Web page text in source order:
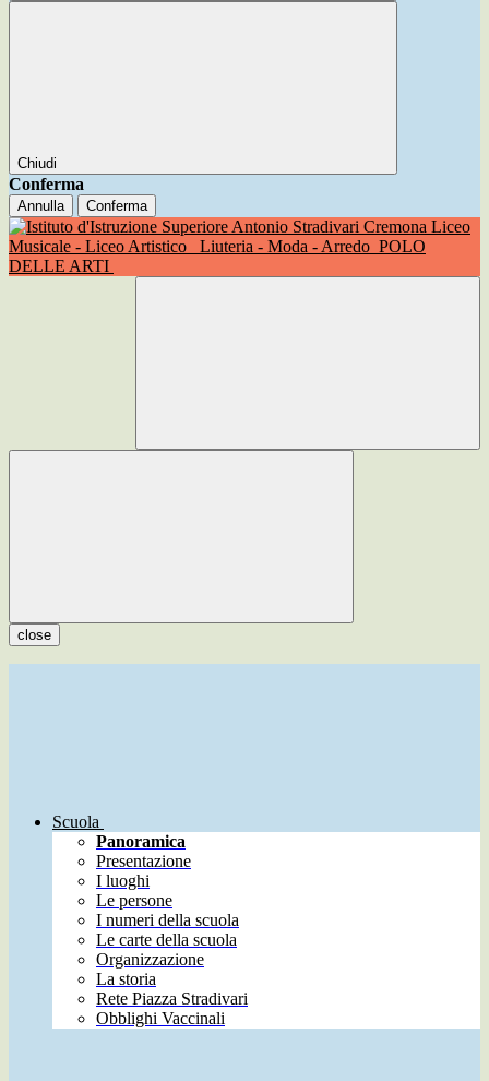
Chiudi
Conferma
Annulla Conferma
Liceo
Musicale - Liceo Artistico
Liuteria - Moda - Arredo POLO
DELLE ARTI
close
Scuola
Panoramica
Presentazione
I luoghi
Le persone
I numeri della scuola
Le carte della scuola
Organizzazione
La storia
Rete Piazza Stradivari
Obblighi Vaccinali